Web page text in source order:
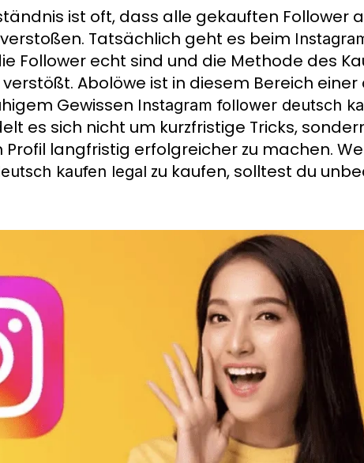
ist oft, dass alle gekauften Follower
Tatsächlich geht es beim
Follower echt sind und die Methode des
Abolöwe ist in diesem Bereich
Gewissen Instagram follower deutsch
es sich nicht um kurzfristige Tricks,
Profil langfristig erfolgreicher zu machen.
kaufen legal zu kaufen, solltest du